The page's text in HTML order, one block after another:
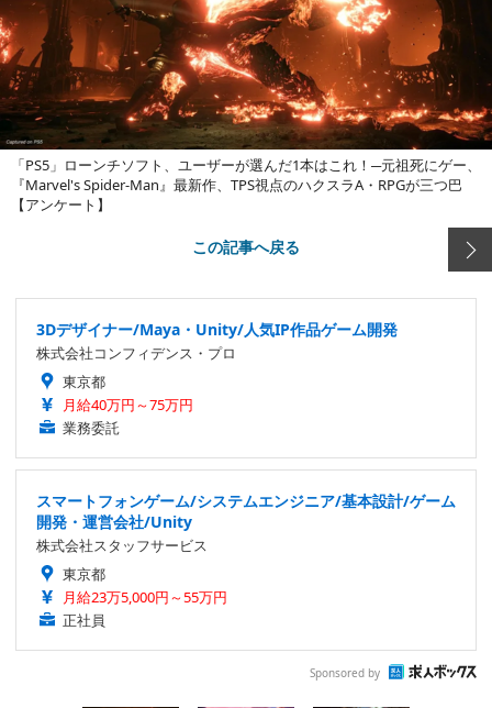
「PS5」ローンチソフト、ユーザーが選んだ1本はこれ！─元祖死にゲー、
『Marvel's Spider-Man』最新作、TPS視点のハクスラA・RPGが三つ巴
【アンケート】
この記事へ戻る
3Dデザイナー/Maya・Unity/人気IP作品ゲーム開発
株式会社コンフィデンス・プロ
東京都
月給40万円～75万円
業務委託
スマートフォンゲーム/システムエンジニア/基本設計/ゲーム
開発・運営会社/Unity
株式会社スタッフサービス
東京都
月給23万5,000円～55万円
正社員
Sponsored by